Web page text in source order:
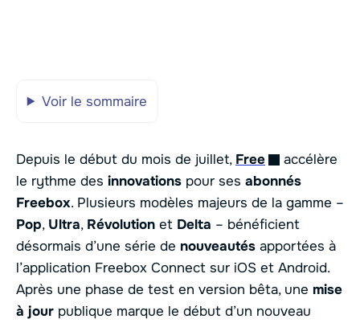
Voir le sommaire
Depuis le début du mois de juillet, Free
accélère
le rythme des innovations pour ses abonnés
Freebox. Plusieurs modèles majeurs de la gamme –
Pop, Ultra, Révolution et Delta – bénéficient
désormais d’une série de nouveautés apportées à
l’application Freebox Connect sur iOS et Android.
Après une phase de test en version bêta, une mise
à jour publique marque le début d’un nouveau